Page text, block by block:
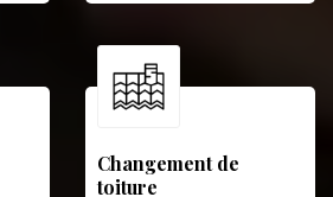
Changement de
toiture